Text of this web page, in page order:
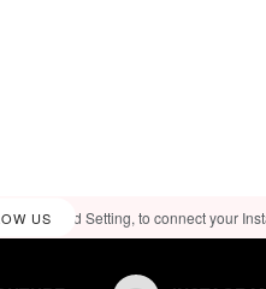
USFeed Setting, to connect your